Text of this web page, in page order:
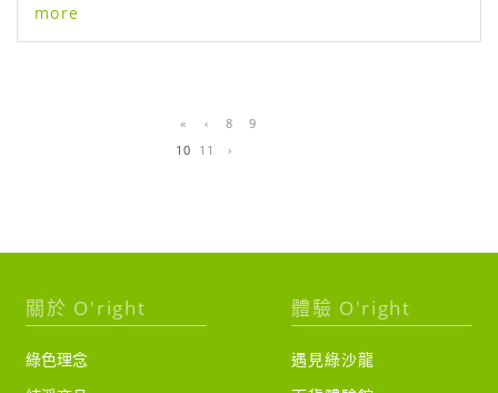
more
« ‹ 8
9
10 11 ›
關於 O'right
綠色理念
體驗 O'right
遇見綠沙龍